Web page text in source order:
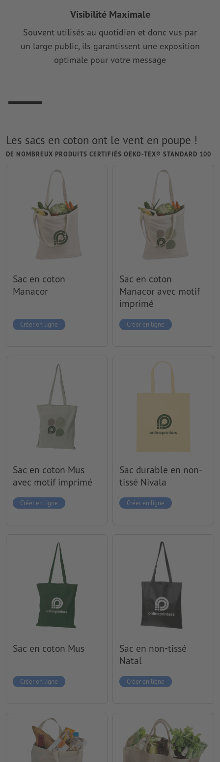
Visibilité Maximale
Souvent utilisés au quotidien et donc vus par
un large public, ils garantissent une exposition
optimale pour votre message
Les sacs en coton ont le vent en poupe !
DE NOMBREUX PRODUITS CERTIFIÉS OEKO-TEX® STANDARD 100
Sac en coton
Manacor
Créer en ligne
Sac en coton
Manacor avec motif
imprimé
Créer en ligne
Sac en coton Mus
avec motif imprimé
Créer en ligne
Sac durable en non-
tissé Nivala
Créer en ligne
Sac en coton Mus
Créer en ligne
Sac en non-tissé
Natal
Créer en ligne